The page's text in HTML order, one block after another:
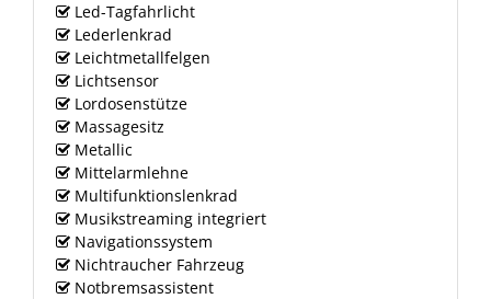
Led-Tagfahrlicht
Lederlenkrad
Leichtmetallfelgen
Lichtsensor
Lordosenstütze
Massagesitz
Metallic
Mittelarmlehne
Multifunktionslenkrad
Musikstreaming integriert
Navigationssystem
Nichtraucher Fahrzeug
Notbremsassistent